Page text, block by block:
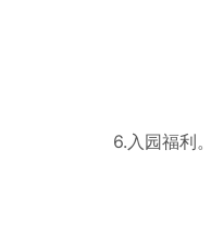
6.入园福利。